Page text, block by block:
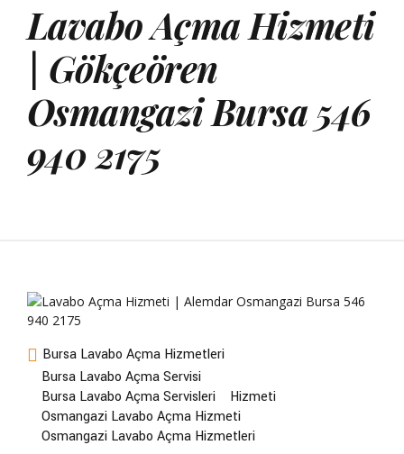
Lavabo Açma Hizmeti
| Gökçeören
Osmangazi Bursa 546
940 2175
Bursa Lavabo Açma Hizmetleri
Bursa Lavabo Açma Servisi
Bursa Lavabo Açma Servisleri
Hizmeti
Osmangazi Lavabo Açma Hizmeti
Osmangazi Lavabo Açma Hizmetleri